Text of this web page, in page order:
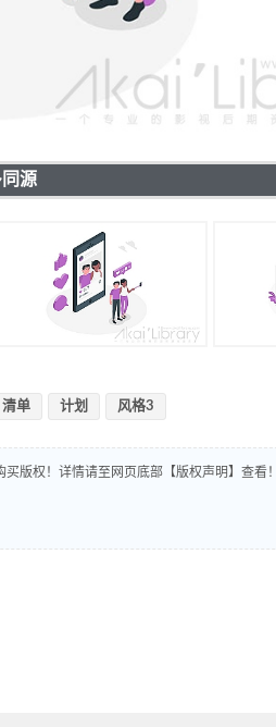
源
清单 计划 风格3
版权！详情请至网页底部【版权声明】查看